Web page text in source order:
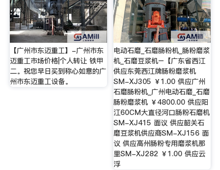
【广州市东迈重工】-广州市东
迈重工市场价格|个人转让 铁甲
二。祝您早日买到称心如意的广
州市东迈重工设备。
电动石磨_石磨肠粉机_肠粉磨浆
机_石磨豆浆机–【广东省西江
供应东莞西江牌肠粉磨浆机
SM-XJ305 ￥1.00 供应广州
石磨肠粉机_广州电动石磨_石磨
肠粉磨浆机 ￥4800.00 供应阳
江60CM大直径河口肠粉石磨机
SM-XJ415 面议 供应韶关石
磨豆浆机供应商SM-XJ156 面
议 供应高州肠粉专用磨浆机那
里SM-XJ282 ￥1.00 供应云
浮